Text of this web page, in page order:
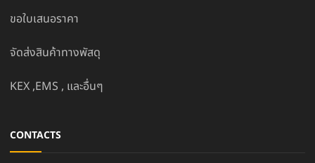
ขอใบเสนอราคา
จัดส่งสินค้าทางพัสดุ
KEX ,EMS , และอื่นๆ
CONTACTS